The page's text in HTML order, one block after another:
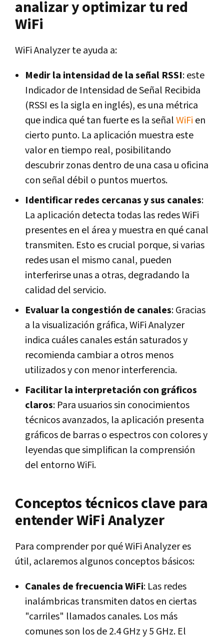
analizar y optimizar tu red
WiFi
WiFi Analyzer te ayuda a:
Medir la intensidad de la señal RSSI: este
Indicador de Intensidad de Señal Recibida
(RSSI es la sigla en inglés), es una métrica
que indica qué tan fuerte es la señalWiFi en
cierto punto. La aplicación muestra este
valor en tiempo real, posibilitando
descubrir zonas dentro de una casa u oficina
con señal débil o puntos muertos.
Identificar redes cercanas y sus canales:
La aplicación detecta todas las redes WiFi
presentes en el área y muestra en qué canal
transmiten. Esto es crucial porque, si varias
redes usan el mismo canal, pueden
interferirse unas a otras, degradando la
calidad del servicio.
Evaluar la congestión de canales: Gracias
a la visualización gráfica, WiFi Analyzer
indica cuáles canales están saturados y
recomienda cambiar a otros menos
utilizados y con menor interferencia.
Facilitar la interpretación con gráficos
claros: Para usuarios sin conocimientos
técnicos avanzados, la aplicación presenta
gráficos de barras o espectros con colores y
leyendas que simplifican la comprensión
del entorno WiFi.
Conceptos técnicos clave para
entender WiFi Analyzer
Para comprender por qué WiFi Analyzer es
útil, aclaremos algunos conceptos básicos:
Canales de frecuencia WiFi: Las redes
inalámbricas transmiten datos en ciertas
"carriles" llamados canales. Los más
comunes son los de 2.4 GHz y 5 GHz. El